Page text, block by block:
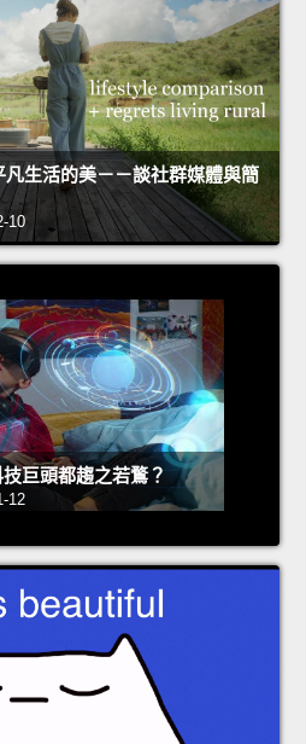
凡生活的美－－談社群媒體與簡
10
巨頭都趨之若鶩？
12